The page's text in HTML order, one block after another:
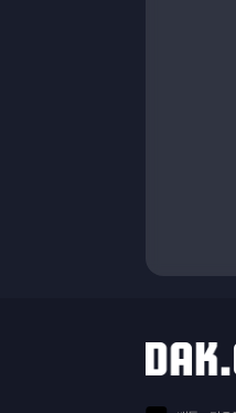
닥지지 다른 서비스